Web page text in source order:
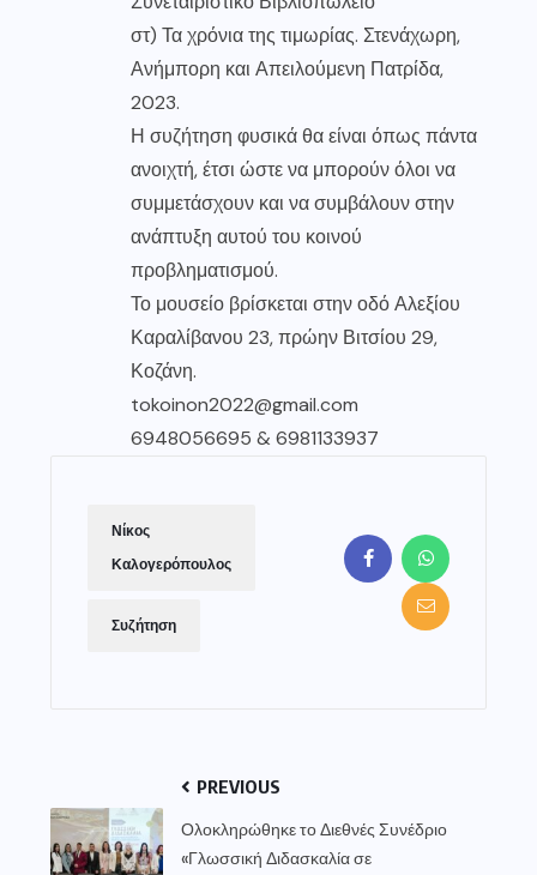
στ) Τα χρόνια της τιμωρίας. Στενάχωρη,
Ανήμπορη και Απειλούμενη Πατρίδα,
2023.
Η συζήτηση φυσικά θα είναι όπως πάντα
ανοιχτή, έτσι ώστε να μπορούν όλοι να
συμμετάσχουν και να συμβάλουν στην
ανάπτυξη αυτού του κοινού
προβληματισμού.
Το μουσείο βρίσκεται στην οδό Αλεξίου
Καραλίβανου 23, πρώην Βιτσίου 29,
Κοζάνη.
tokoinon2022@gmail.com
6948056695 & 6981133937
Νίκος
Καλογερόπουλος
Συζήτηση
PREVIOUS
Ολοκληρώθηκε το Διεθνές Συνέδριο
«Γλωσσική Διδασκαλία σε